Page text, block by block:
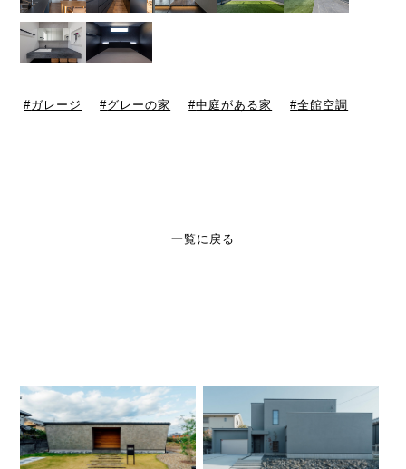
ガレージ グレーの家 中庭がある家 全館空調
一覧に戻る